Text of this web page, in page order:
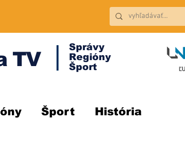
TV
Správy
Regióny
Šport
Šport História